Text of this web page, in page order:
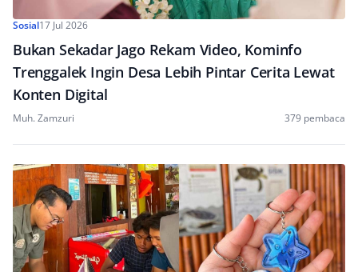
Sosial17 Jul 2026
Bukan Sekadar Jago Rekam Video, Kominfo
Trenggalek Ingin Desa Lebih Pintar Cerita Lewat
Konten Digital
Muh. Zamzuri 379 pembaca